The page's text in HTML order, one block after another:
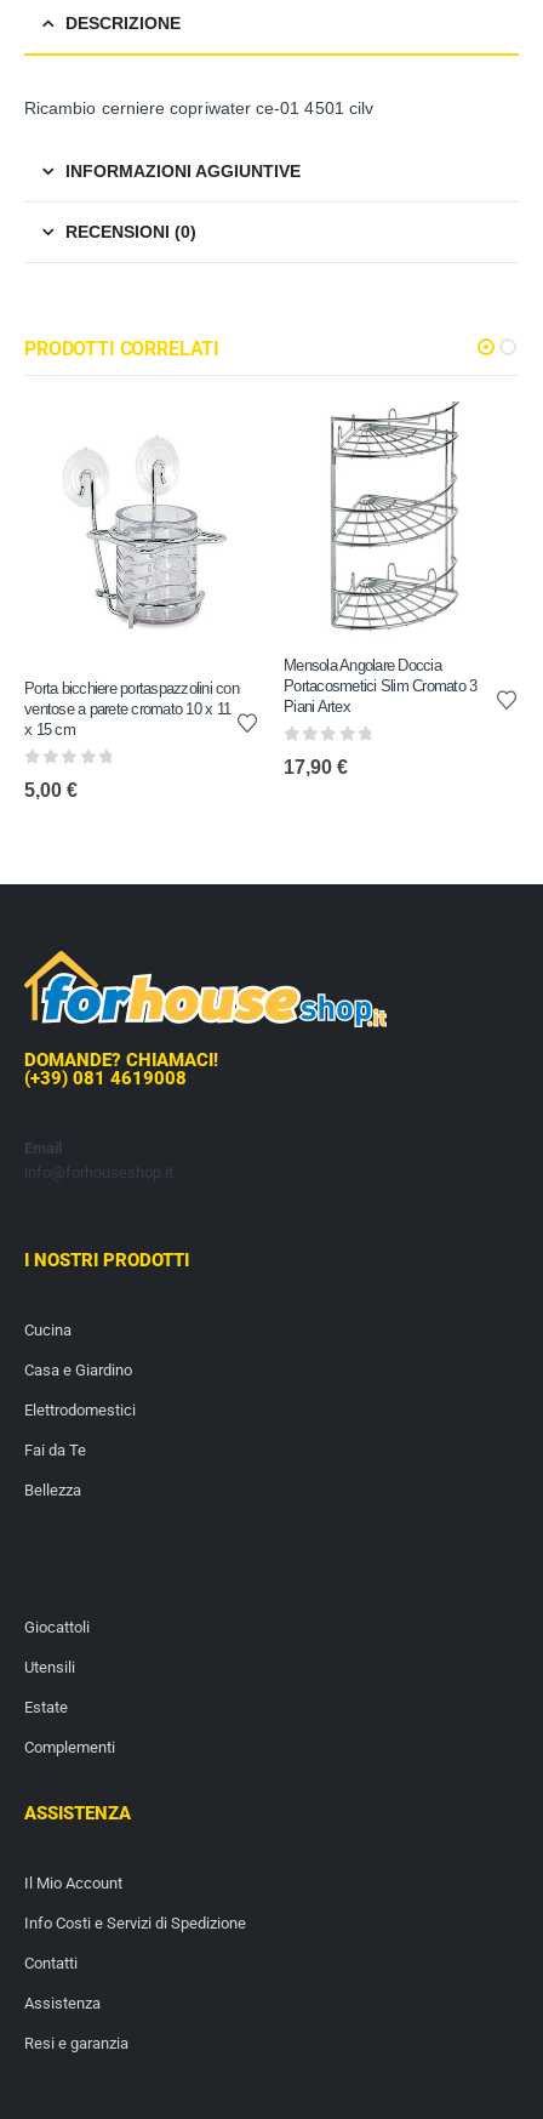
DESCRIZIONE
Ricambio cerniere copriwater ce-01 4501 cilv
INFORMAZIONI AGGIUNTIVE
RECENSIONI (0)
PRODOTTI CORRELATI
Porta bicchiere portaspazzolini con
ventose a parete cromato 10 x 11
x 15 cm
5,00 €
Mensola Angolare Doccia
Portacosmetici Slim Cromato 3
Piani Artex
17,90 €
DOMANDE? CHIAMACI!
(+39) 081 4619008
Email
info@forhouseshop.it
I NOSTRI PRODOTTI
Cucina
Casa e Giardino
Elettrodomestici
Fai da Te
Bellezza
Giocattoli
Utensili
Estate
Complementi
ASSISTENZA
Il Mio Account
Info Costi e Servizi di Spedizione
Contatti
Assistenza
Resi e garanzia